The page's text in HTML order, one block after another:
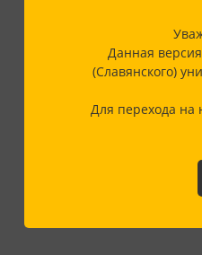
Данная
(Славянского)
Для перехода на